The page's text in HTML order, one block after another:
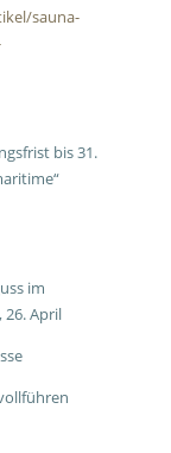
sauna-
bis 31.
im
26. April